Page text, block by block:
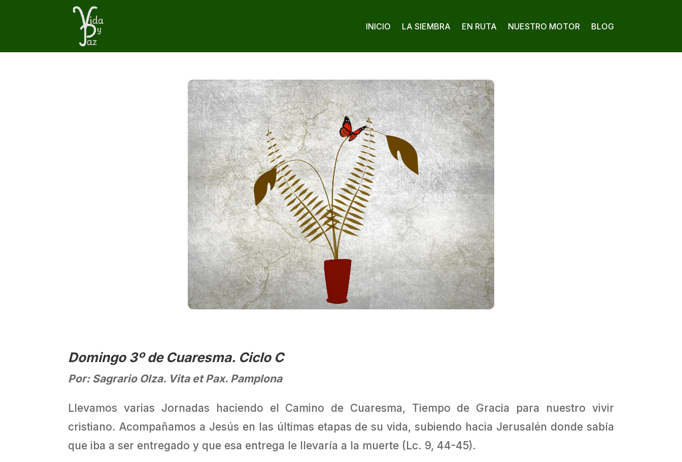
INICIO LA SIEMBRA EN RUTA NUESTRO MOTOR BLOG
Domingo 3º de Cuaresma. Ciclo C
Por: Sagrario Olza. Vita et Pax. Pamplona
Llevamos varias Jornadas haciendo el Camino de Cuaresma, Tiempo de Gracia para nuestro vivir
cristiano. Acompañamos a Jesús en las últimas etapas de su vida, subiendo hacia Jerusalén donde sabía
que iba a ser entregado y que esa entrega le llevaría a la muerte (Lc. 9, 44-45).